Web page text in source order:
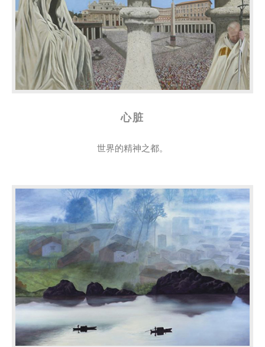
心脏
世界的精神之都。